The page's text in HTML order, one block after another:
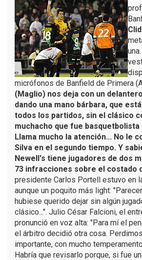
micrófonos de Banfield de Primera
(Maglio) nos deja con un
dando una mano bárbara, que
todos los partidos, sin el clásico
muchacho que fue basquetbolista
Llama mucho la atención... No le
Silva en el segundo tiempo. Y
Newell's tiene jugadores de dos
73 infracciones sobre el costado
presidente Carlos Portell estuvo en
aunque un poquito más light:
hubiese querido dejar sin algún
clásico...". Julio César Falcioni, el
pronunció en voz alta: "Para mí el
el árbitro decidió otra cosa.
importante, con mucho
Habría que revisarlo porque, si fue